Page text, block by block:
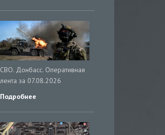
СВО. Донбасс. Оперативная
лента за 07.08.2026
Подробнее